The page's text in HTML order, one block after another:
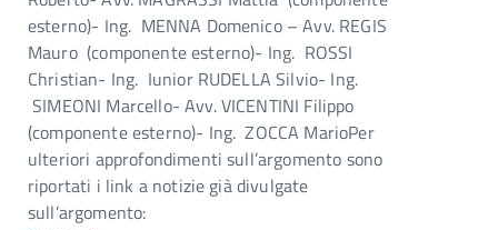
esterno)- Ing. MENNA Domenico – Avv. REGIS
Mauro (componente esterno)- Ing. ROSSI
Christian- Ing. Iunior RUDELLA Silvio- Ing.
SIMEONI Marcello- Avv. VICENTINI Filippo
(componente esterno)- Ing. ZOCCA MarioPer
ulteriori approfondimenti sull’argomento sono
riportati i link a notizie già divulgate
sull’argomento: